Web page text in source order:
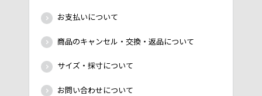
お支払いについて
商品のキャンセル・交換・返品について
サイズ・採寸について
お問い合わせについて